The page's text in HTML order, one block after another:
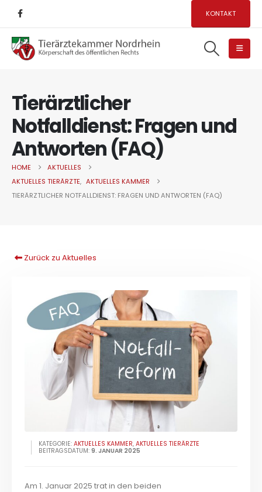
KONTAKT
Tierärztlicher
Notfalldienst: Fragen und
Antworten (FAQ)
HOME
AKTUELLES
AKTUELLES TIERÄRZTE, AKTUELLES KAMMER
TIERÄRZTLICHER NOTFALLDIENST: FRAGEN UND ANTWORTEN (FAQ)
Zurück zu Aktuelles
KATEGORIE: AKTUELLES KAMMER, AKTUELLES TIERÄRZTE
BEITRAGSDATUM: 9. JANUAR 2025
Am 1. Januar 2025 trat in den beiden